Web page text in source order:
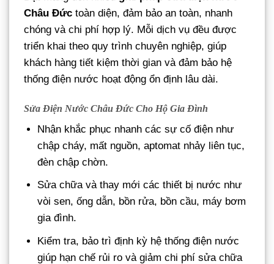
Châu Đức toàn diện, đảm bảo an toàn, nhanh
chóng và chi phí hợp lý. Mỗi dịch vụ đều được
triển khai theo quy trình chuyên nghiệp, giúp
khách hàng tiết kiệm thời gian và đảm bảo hệ
thống điện nước hoạt động ổn định lâu dài.
Sửa Điện Nước Châu Đức Cho Hộ Gia Đình
Nhận khắc phục nhanh các sự cố điện như
chập cháy, mất nguồn, aptomat nhảy liên tục,
đèn chập chờn.
Sửa chữa và thay mới các thiết bị nước như
vòi sen, ống dẫn, bồn rửa, bồn cầu, máy bơm
gia đình.
Kiểm tra, bảo trì định kỳ hệ thống điện nước
giúp hạn chế rủi ro và giảm chi phí sửa chữa